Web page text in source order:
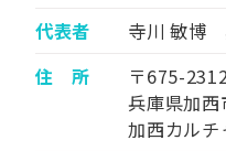
代表者
寺川 敏博
住 所
〒675-
兵庫県加
加西カルチ